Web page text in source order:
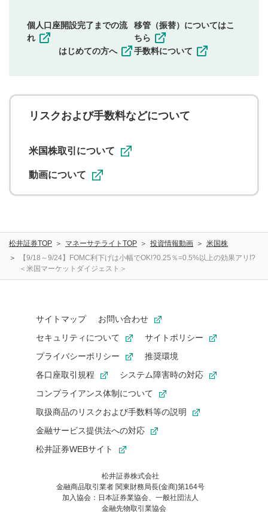
その他当社が不適切と判断した投稿
一度投稿した評価およびコメントの変更・削除はできま
に関する著作者人格権を行使しないことに同意します。利
用者が投稿したコメントは、当社サービスの広告・宣伝、
ることがあります。
個人口座開設完了までの流
れ
はじめての方へ
移管（振替）についてはこ
ちら
手数料について
リスクおよび手数料などについて
米国株取引について
動画について
松井証券TOP マネーサテライトTOP 投資情報動画
米国株
【9/18～9/24】FOMC利下げは小幅でOK!?0.25％=0.5%以上の効果アリ!?
＜米国マーケットダイジェスト＞
サイトマップ
お問い合わせ
セキュリティについて
サイトポリシー
プライバシーポリシー
推奨環境
各口座取引規程
システム障害時の対応
コンプライアンス体制について
取扱商品のリスクおよび手数料等の説明
金融サービス提供法への対応
松井証券WEBサイト
松井証券株式会社
金融商品取引業者 関東財務局長(金商)第164号
加入協会：日本証券業協会、一般社団法人
金融先物取引業協会
お気に入り機能は松井証券の会員限定の機能です。
お気に入り登録いただくと、後からいつでもお気に入りのコンテ